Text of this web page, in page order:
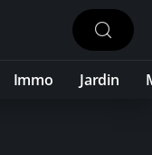
Immo Jardin